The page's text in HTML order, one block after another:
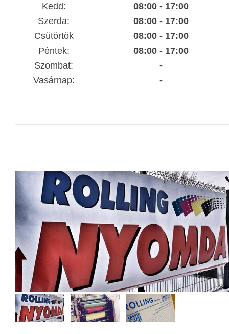
Kedd:
08:00 - 17:00
Szerda:
08:00 - 17:00
Csütörtök
08:00 - 17:00
Péntek:
08:00 - 17:00
Szombat:
-
Vasárnap:
-